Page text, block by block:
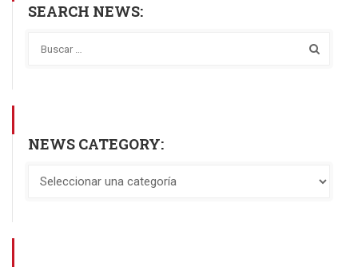
SEARCH NEWS:
NEWS CATEGORY: